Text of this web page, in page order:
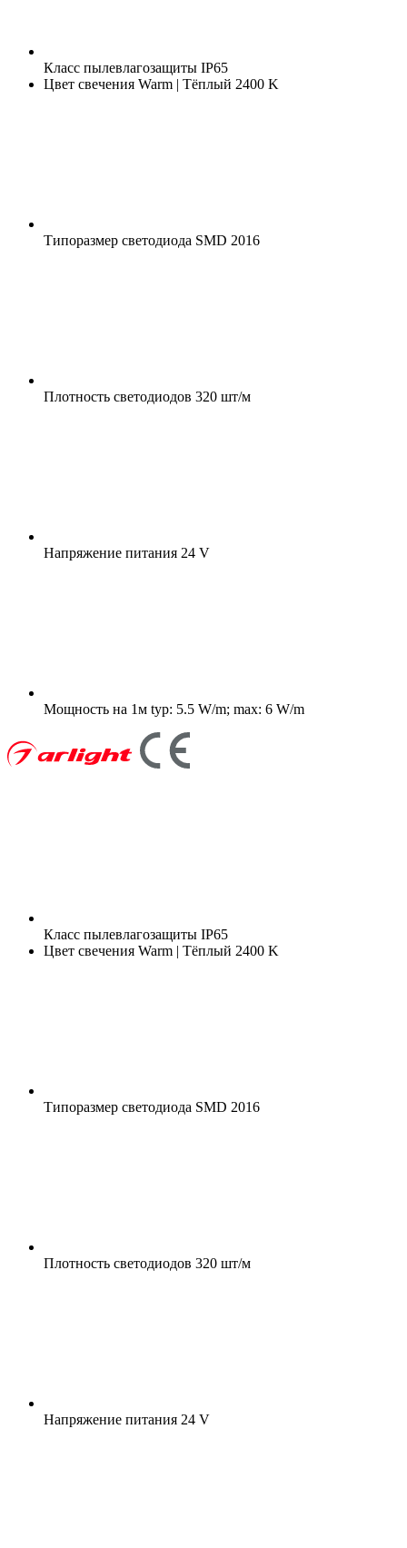
Класс пылевлагозащиты IP65
Цвет свечения Warm | Тёплый 2400 K
Типоразмер светодиода SMD 2016
Плотность светодиодов 320 шт/м
Напряжение питания 24 V
Мощность на 1м typ: 5.5 W/m; max: 6 W/m
Класс пылевлагозащиты IP65
Цвет свечения Warm | Тёплый 2400 K
Типоразмер светодиода SMD 2016
Плотность светодиодов 320 шт/м
Напряжение питания 24 V